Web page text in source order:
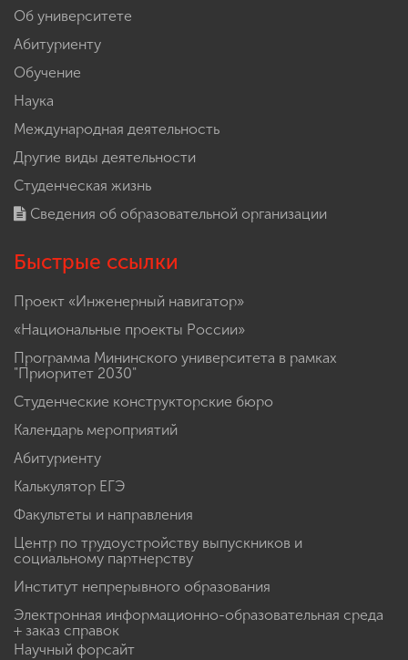
Об университете
Абитуриенту
Обучение
Наука
Международная деятельность
Другие виды деятельности
Студенческая жизнь
Сведения об образовательной организации
Быстрые ссылки
Проект «Инженерный навигатор»
«Национальные проекты России»
Программа Мининского университета в рамках
"Приоритет 2030"
Студенческие конструкторские бюро
Календарь мероприятий
Абитуриенту
Калькулятор ЕГЭ
Факультеты и направления
Центр по трудоустройству выпускников и
социальному партнерству
Институт непрерывного образования
Электронная информационно-образовательная среда
+ заказ справок
Научный форсайт